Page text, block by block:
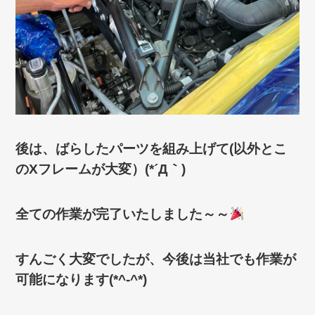
後は、ばらしたパーツを組み上げて(以外とこ
のXフレームが大変）(*´Д｀)
全ての作業が完了いたしました～～
すんごく大変でしたが、今後は当社でも作業が
可能になります(*^-^*)